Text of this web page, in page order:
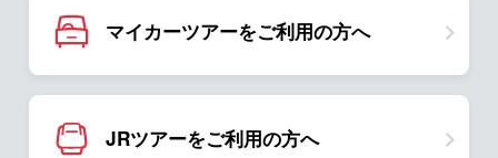
マイカーツアーをご利用の方へ
JRツアーをご利用の方へ